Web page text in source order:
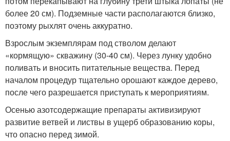
более 20 см). Подземные части располагаются близко,
поэтому рыхлят очень аккуратно.
Взрослым экземплярам под стволом делают
«кормящую» скважину (30-40 см). Через лунку удобно
поливать и вносить питательные вещества. Перед
началом процедур тщательно орошают каждое дерево,
после чего разрешается приступать к мероприятиям.
Осенью азотсодержащие препараты активизируют
развитие ветвей и листвы в ущерб образованию коры,
что опасно перед зимой.